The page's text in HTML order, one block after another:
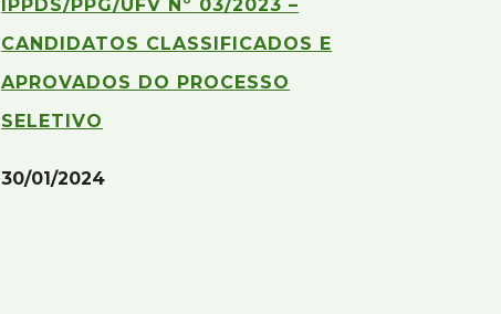
IPPDS/PPG/UFV Nº 03/2023 –
CANDIDATOS CLASSIFICADOS E
APROVADOS DO PROCESSO
SELETIVO
30/01/2024